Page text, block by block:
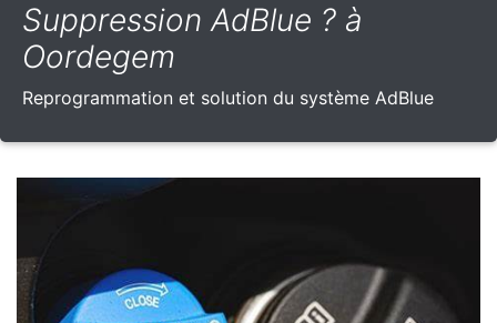
Suppression AdBlue ? à
Oordegem
Reprogrammation et solution du système AdBlue